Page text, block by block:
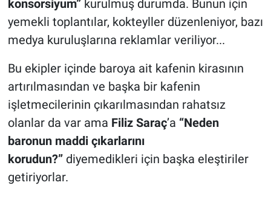
konsorsiyum” kurulmuş durumda. Bunun için
yemekli toplantılar, kokteyller düzenleniyor, bazı
medya kuruluşlarına reklamlar veriliyor...
Bu ekipler içinde baroya ait kafenin kirasının
artırılmasından ve başka bir kafenin
işletmecilerinin çıkarılmasından rahatsız
olanlar da var ama Filiz Saraç’a “Neden
baronun maddi çıkarlarını
korudun?”diyemedikleri için başka eleştiriler
getiriyorlar.